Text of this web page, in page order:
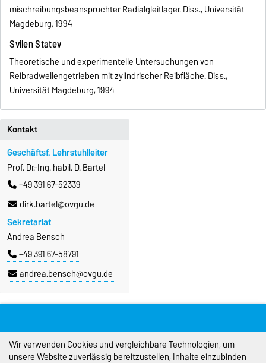
mischreibungsbeanspruchter Radialgleitlager. Diss., Universität
Magdeburg, 1994
Svilen Statev
Theoretische und experimentelle Untersuchungen von
Reibradwellengetrieben mit zylindrischer Reibfläche. Diss.,
Universität Magdeburg, 1994
Kontakt
Geschäftsf. Lehrstuhlleiter
Prof. Dr.-Ing. habil. D. Bartel
+49 391 67-52339
dirk.bartel@ovgu.de
Sekretariat
Andrea Bensch
+49 391 67-58791
andrea.bensch@ovgu.de
Ansprechpartner:
Webmaster
Impressum
Wir verwenden Cookies und vergleichbare Technologien, um
unsere Website zuverlässig bereitzustellen, Inhalte einzubinden